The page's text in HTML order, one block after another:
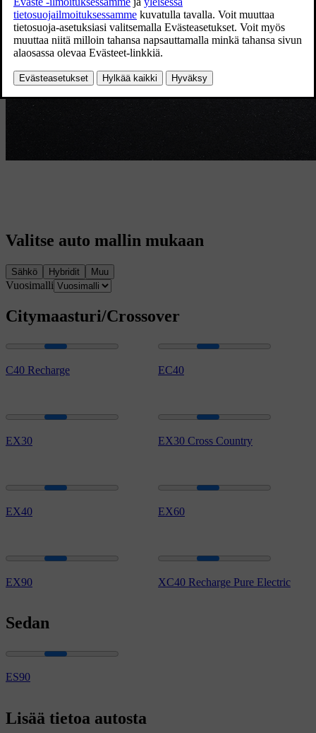
Valitse auto mallin mukaan
Sähkö Hybridit Muu
Vuosimalli
Citymaasturi/Crossover
C40 Recharge EC40
EX30 EX30 Cross Country
EX40 EX60
EX90 XC40 Recharge Pure Electric
Sedan
ES90
Lisää tietoa autosta